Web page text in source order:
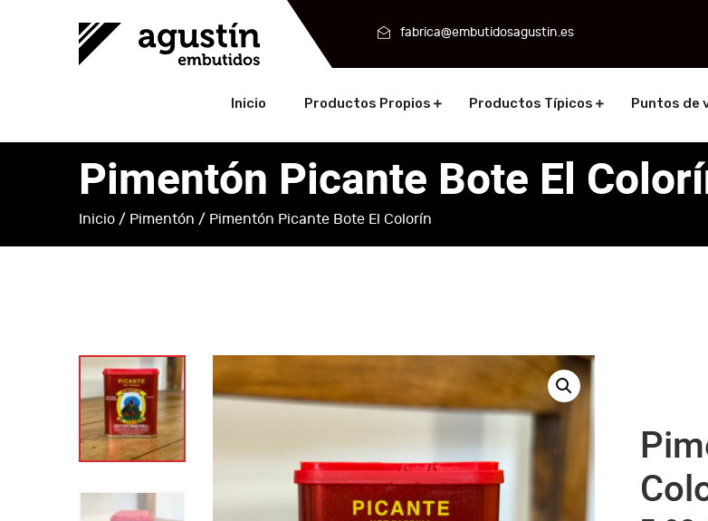
fabrica@embutidosagustin.es
Inicio Productos Propios Productos Típicos Puntos de
Pimentón Picante Bote El
Inicio / Pimentón / Pimentón Picante Bote El Colorín